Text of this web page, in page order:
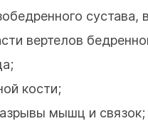
сустава,
вертелов
кости;
мышц и связок;